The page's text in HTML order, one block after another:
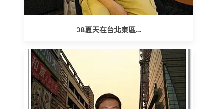
08夏天在台北東區....